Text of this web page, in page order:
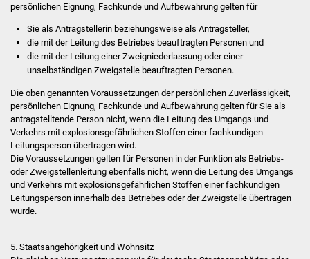
Kinder und Jugendliche
Schülerferienprogramm
Migration und Integration
Freundeskreis Asyl
Ukraine-Hilfe
Wohnen
persönlichen Eignung, Fachkunde und Aufbewahrung gelten für
Sie als Antragstellerin beziehungsweise als Antragsteller,
die mit der Leitung des Betriebes beauftragten Personen und
die mit der Leitung einer Zweigniederlassung oder einer
unselbständigen Zweigstelle beauftragten Personen.
Die oben genannten Voraussetzungen derpersönlichen Zuverlässigkeit,
persönlichen Eignung, Fachkunde und Aufbewahrunggelten für Sie als
antragstelltende Person nicht, wenn die Leitung des Umgangs und
Verkehrs mit explosionsgefährlichen Stoffen einer fachkundigen
Leitungsperson übertragen wird.
Die Voraussetzungen gelten für Personen in der Funktion als Betriebs-
oder Zweigstellenleitung ebenfalls nicht, wenn die Leitung des Umgangs
und Verkehrs mit explosionsgefährlichen Stoffen einer fachkundigen
Leitungsperson innerhalb des Betriebes oder der Zweigstelle übertragen
wurde.
5. Staatsangehörigkeit und Wohnsitz